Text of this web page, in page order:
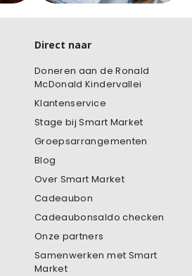
Direct naar
Doneren aan de Ronald
McDonald Kindervallei
Klantenservice
Stage bij Smart Market
Groepsarrangementen
Blog
Over Smart Market
Cadeaubon
Cadeaubonsaldo checken
Onze partners
Samenwerken met Smart
Market